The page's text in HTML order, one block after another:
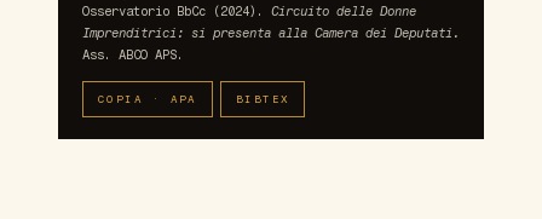
Osservatorio BbCc (2024). Circuito delle Donne
Imprenditrici: si presenta alla Camera dei Deputati.
Ass. ABCO APS.
COPIA · APA BIBTEX